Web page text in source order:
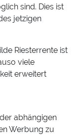
sind. Dies ist
jetzigen
Riesterrente ist
viele
erweitert
abhängigen
Werbung zu